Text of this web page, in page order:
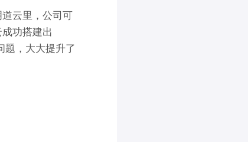
云里，公司可
功搭建出
题，大大提升了